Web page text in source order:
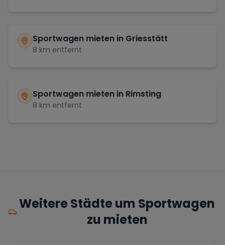
Sportwagen mieten in Griesstätt
8 km entfernt
Sportwagen mieten in Rimsting
8 km entfernt
Weitere Städte um Sportwagen
zu mieten